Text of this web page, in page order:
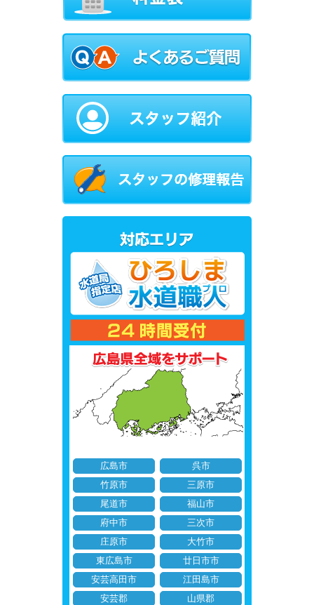
広島市
呉市
竹原市
三原市
尾道市
福山市
府中市
三次市
庄原市
大竹市
東広島市
廿日市市
安芸高田市
江田島市
安芸郡
山県郡